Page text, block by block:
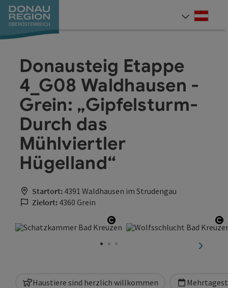
Zum Inhalt
Zur Navigation
Zum Seitenanfang
Zur Kontaktseite
Zum Impressum
Zur Startseite
Donausteig Etappe
4_G08 Waldhausen -
Grein: „Gipfelsturm-
Durch das
Mühlviertler
Hügelland“
Startort: 4391 Waldhausen im Strudengau
Zielort: 4360 Grein
Copyright öffnen
Haustiere sind herzlich willkommen